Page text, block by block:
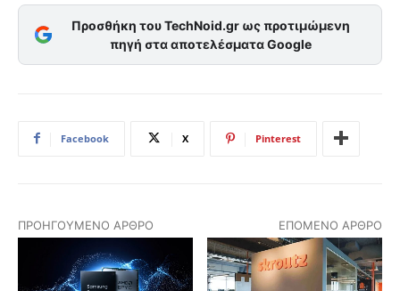
Προσθήκη του TechNoid.gr ως προτιμώμενη
πηγή στα αποτελέσματα Google
Facebook X Pinterest
ΠΡΟΗΓΟΎΜΕΝΟ ΆΡΘΡΟ ΕΠΌΜΕΝΟ ΆΡΘΡΟ